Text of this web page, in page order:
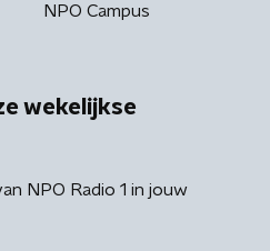
NPO Campus
wekelijkse
NPO Radio 1 in jouw